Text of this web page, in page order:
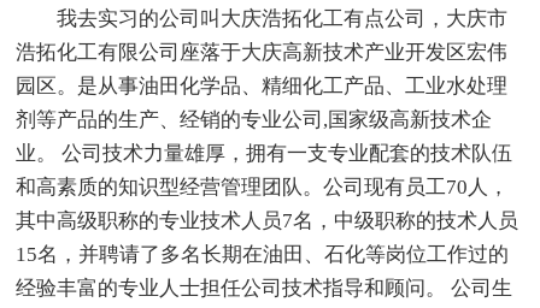
我去实习的公司叫大庆浩拓化工有点公司，大庆市
浩拓化工有限公司座落于大庆高新技术产业开发区宏伟
园区。是从事油田化学品、精细化工产品、工业水处理
剂等产品的生产、经销的专业公司,国家级高新技术企
业。 公司技术力量雄厚，拥有一支专业配套的技术队伍
和高素质的知识型经营管理团队。公司现有员工70人，
其中高级职称的专业技术人员7名，中级职称的技术人员
15名，并聘请了多名长期在油田、石化等岗位工作过的
经验丰富的专业人士担任公司技术指导和顾问。 公司生